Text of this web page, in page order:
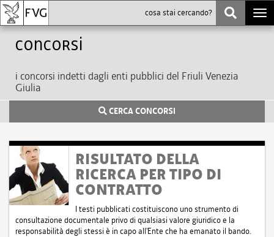
Concorsi
i concorsi indetti dagli enti pubblici del Friuli Venezia
Giulia
CERCA CONCORSI
RISULTATO DELLA
RICERCA PER TIPO DI
CONTRATTO
I testi pubblicati costituiscono uno strumento di
consultazione documentale privo di qualsiasi valore giuridico e la
responsabilità degli stessi è in capo all'Ente che ha emanato il bando.